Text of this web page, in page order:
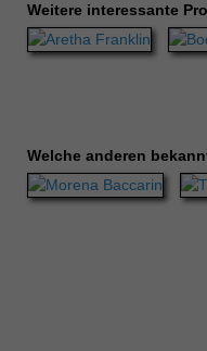
Weitere interessante
Welche anderen